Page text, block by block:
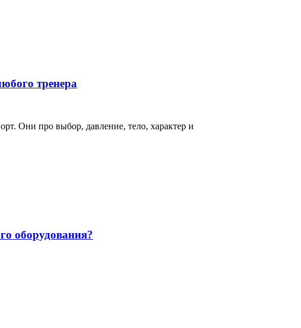
тренера
Они про выбор, давление, тело, характер и
оборудования?